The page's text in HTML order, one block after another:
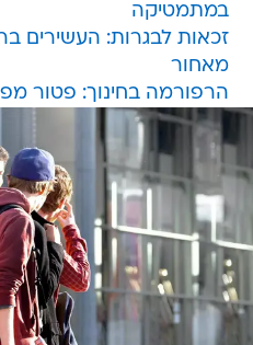
במתמטיקה
זכאות לבגרות: העשירים
מאחור
הרפורמה בחינוך: פטור